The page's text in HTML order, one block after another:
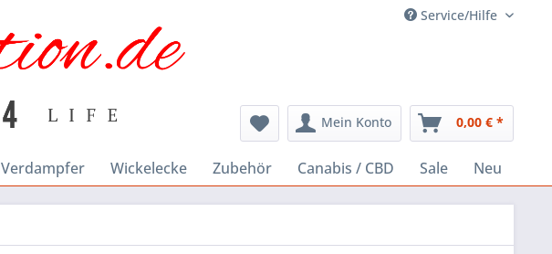
Service/Hilfe
Mein Konto 0,00 € *
Verdampfer Wickelecke Zubehör Canabis / CBD Sale Neu